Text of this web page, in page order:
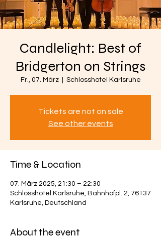
Candlelight: Best of
Bridgerton on Strings
Fr., 07. März
  |
Schlosshotel Karlsruhe
Tickets are not on sale
See other events
Time & Location
07. März 2025, 21:30 – 22:30
Schlosshotel Karlsruhe, Bahnhofpl. 2, 76137
Karlsruhe, Deutschland
About the event